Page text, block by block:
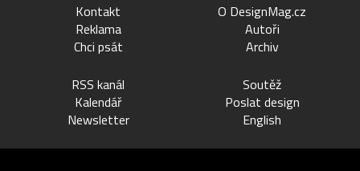
Kontakt
Reklama
Chci psát
O DesignMag.cz
Autoři
Archiv
RSS kanál
Kalendář
Newsletter
Soutěž
Poslat design
English